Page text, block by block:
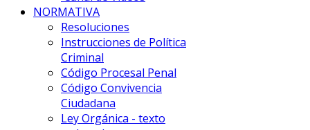
NORMATIVA
Resoluciones
Instrucciones de Política
Criminal
Código Procesal Penal
Código Convivencia
Ciudadana
Ley Orgánica - texto